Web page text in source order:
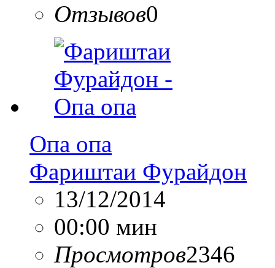
Отзывов0
Опа опа
Фариштаи Фурайдон
13/12/2014
00:00 мин
Просмотров2346